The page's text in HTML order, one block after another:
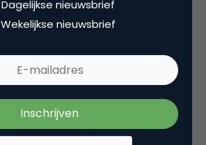
Dagelijkse nieuwsbrief
Wekelijkse nieuwsbrief